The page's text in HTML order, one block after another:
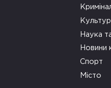
Наука та
Новини
Спорт
Місто